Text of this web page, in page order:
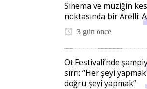
Sinema ve müziğin
noktasında bir Arelli:
3 gün önce
Ot Festivali’nde
sırrı: “Her şeyi
doğru şeyi yapmak”